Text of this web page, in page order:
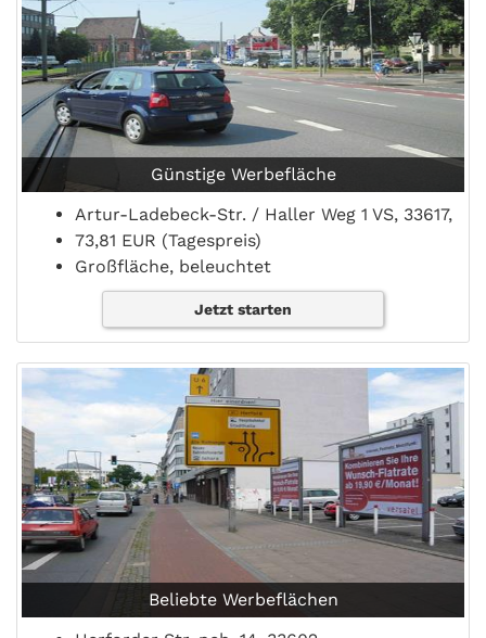
Günstige Werbefläche
Artur-Ladebeck-Str. / Haller Weg 1 VS, 33617,
73,81 EUR (Tagespreis)
Großfläche, beleuchtet
Jetzt starten
Beliebte Werbeflächen